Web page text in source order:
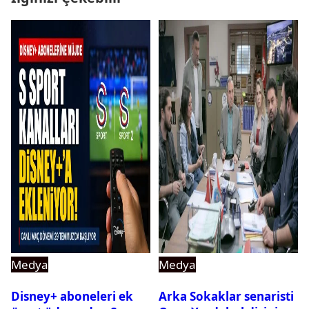
Medya
Disney+ aboneleri ek
Medya
Arka Sokaklar senaristi